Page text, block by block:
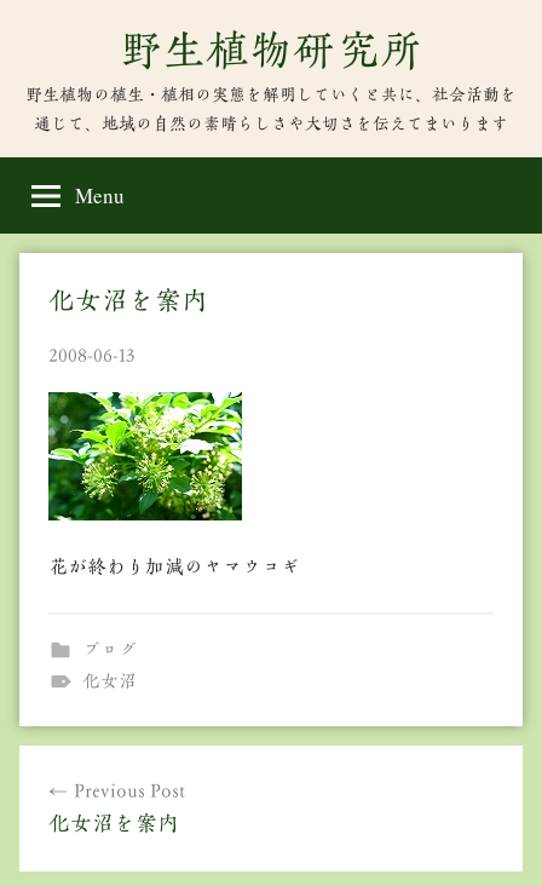
content
野生植物研究所
野生植物の植生・植相の実態を解明していくと共に、社会活動を
通じて、地域の自然の素晴らしさや大切さを伝えてまいります
Menu
化女沼を案内
2008-06-13
花が終わり加減のヤマウコギ
ブログ
化女沼
Previous Post
化女沼を案内